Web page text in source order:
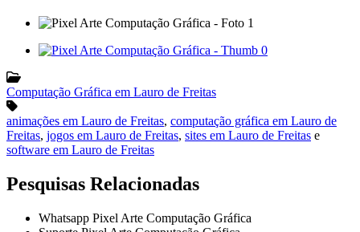
Computação Gráfica em Lauro de Freitas
animações em Lauro de Freitas, computação gráfica em Lauro de
Freitas, jogos em Lauro de Freitas, sites em Lauro de Freitas e
software em Lauro de Freitas
Pesquisas Relacionadas
Whatsapp Pixel Arte Computação Gráfica